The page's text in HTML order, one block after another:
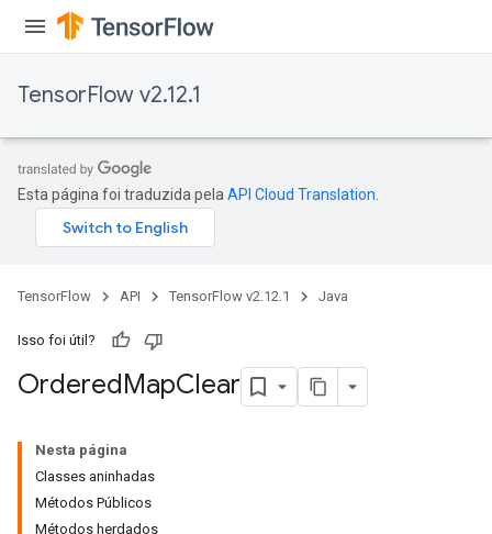
TensorFlow v2.12.1
Esta página foi traduzida pela API Cloud Translation
TensorFlow API TensorFlow v2.12.1 Java
Isso foi útil?
OrderedMapClear
Nesta página
Classes aninhadas
Métodos Públicos
Métodos herdados